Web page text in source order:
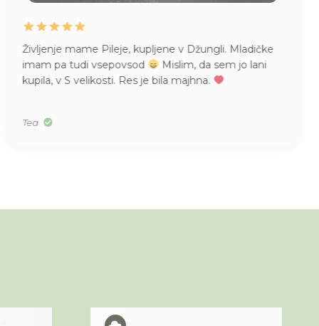
Življenje mame Pileje, kupljene v Džungli. Mladičke
imam pa tudi vsepovsod
Mislim, da sem jo lani
kupila, v S velikosti. Res je bila majhna.
Tea